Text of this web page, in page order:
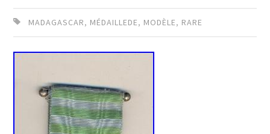
MADAGASCAR, MÉDAILLEDE, MODÈLE, RARE